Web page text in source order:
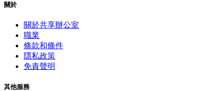
關於
關於共享辦公室
職業
條款和條件
隱私政策
免責聲明
其他服務